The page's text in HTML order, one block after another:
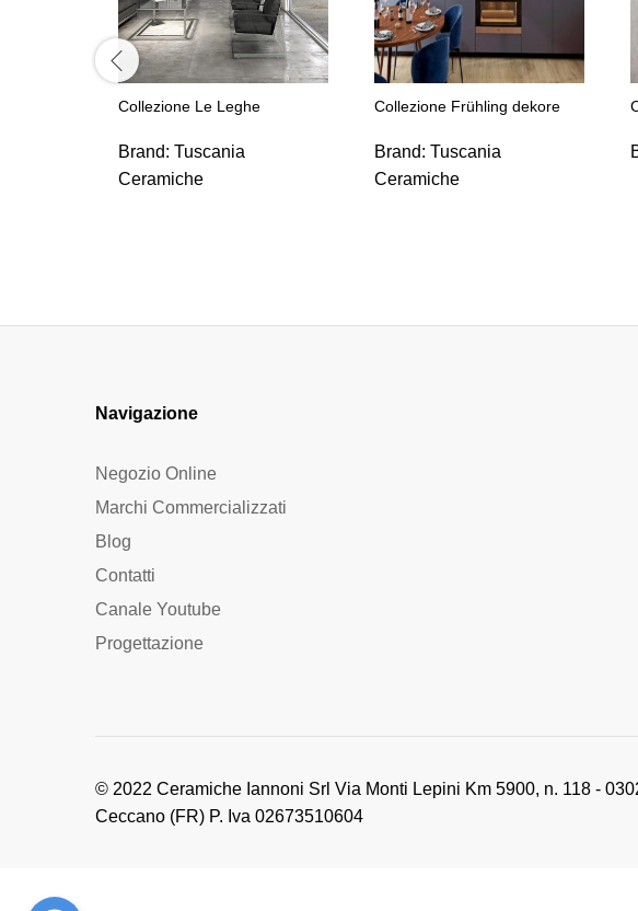
Collezione Le Leghe
Brand: Tuscania
Ceramiche
Collezione Frühling dekore
Brand: Tuscania
Ceramiche
Navigazione
Negozio Online
Marchi Commercializzati
Blog
Contatti
Canale Youtube
Progettazione
© 2022 Ceramiche Iannoni Srl Via Monti Lepini Km 5900, n. 118 -
Ceccano (FR) P. Iva 02673510604